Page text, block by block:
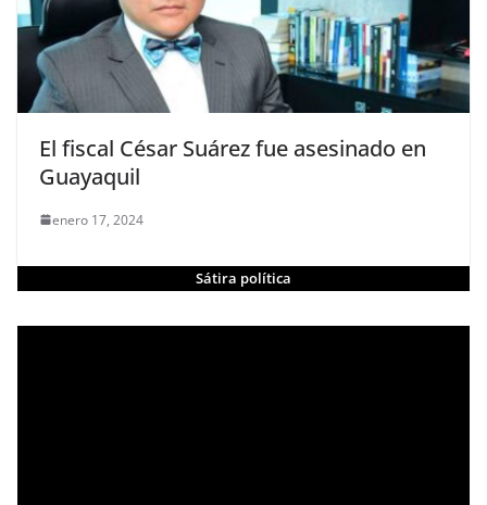
El fiscal César Suárez fue asesinado en
Guayaquil
enero 17, 2024
Sátira política